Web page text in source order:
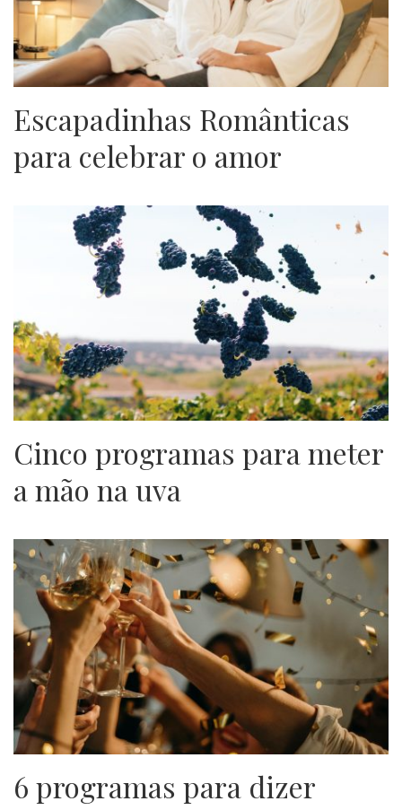
Escapadinhas Românticas
para celebrar o amor
Cinco programas para meter
a mão na uva
6 programas para dizer